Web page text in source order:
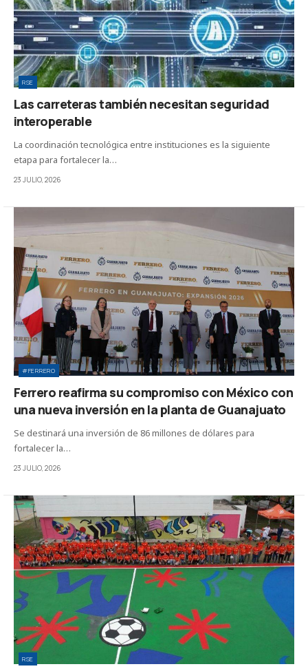
RSE
Las carreteras también necesitan seguridad
interoperable
La coordinación tecnológica entre instituciones es la siguiente
etapa para fortalecer la…
23 JULIO, 2026
#FERRERO
Ferrero reafirma su compromiso con México con
una nueva inversión en la planta de Guanajuato
Se destinará una inversión de 86 millones de dólares para
fortalecer la…
23 JULIO, 2026
RSE